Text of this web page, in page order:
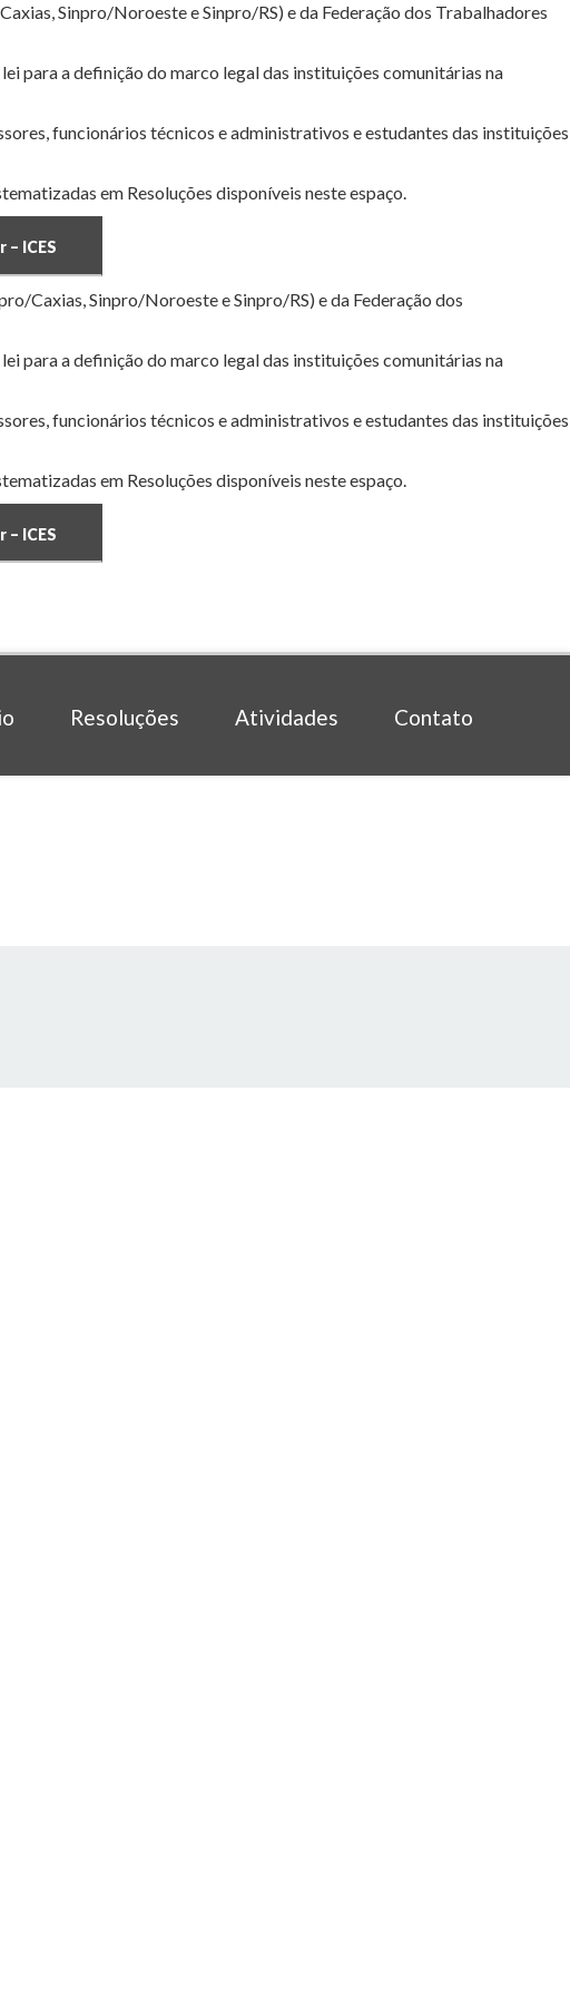
Sinpro/Noroeste e Sinpro/RS) e da Federação dos Trabalhadores
para a definição do marco legal das instituições comunitárias na
funcionários técnicos e administrativos e estudantes das instituições
em Resoluções disponíveis neste espaço.
ICES
Caxias, Sinpro/Noroeste e Sinpro/RS) e da Federação dos
para a definição do marco legal das instituições comunitárias na
funcionários técnicos e administrativos e estudantes das instituições
em Resoluções disponíveis neste espaço.
ICES
Resoluções Atividades Contato